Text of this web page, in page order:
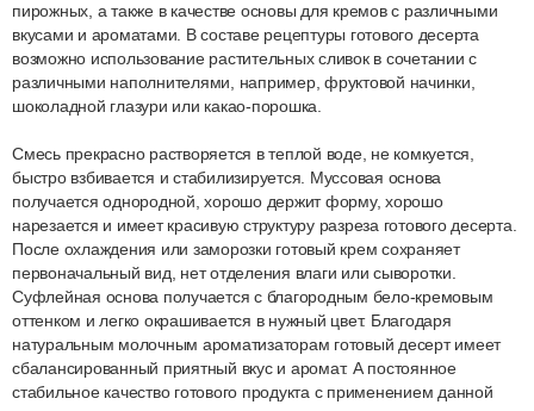
пирожных, а также в качестве основы для кремов с различными
вкусами и ароматами. В составе рецептуры готового десерта
возможно использование растительных сливок в сочетании с
различными наполнителями, например, фруктовой начинки,
шоколадной глазури или какао-порошка.
Смесь прекрасно растворяется в теплой воде, не комкуется,
быстро взбивается и стабилизируется. Муссовая основа
получается однородной, хорошо держит форму, хорошо
нарезается и имеет красивую структуру разреза готового десерта.
После охлаждения или заморозки готовый крем сохраняет
первоначальный вид, нет отделения влаги или сыворотки.
Суфлейная основа получается с благородным бело-кремовым
оттенком и легко окрашивается в нужный цвет. Благодаря
натуральным молочным ароматизаторам готовый десерт имеет
сбалансированный приятный вкус и аромат. А постоянное
стабильное качество готового продукта с применением данной